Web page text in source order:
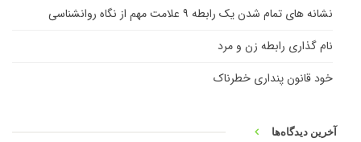
نشانه های تمام شدن یک رابطه ۹ علامت مهم از نگاه روانشناسی
نام گذاری رابطه زن و مرد
خود قانون پنداری خطرناک
آخرین دیدگاه‌ها